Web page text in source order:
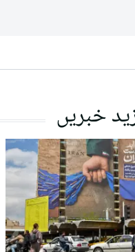
خبریں